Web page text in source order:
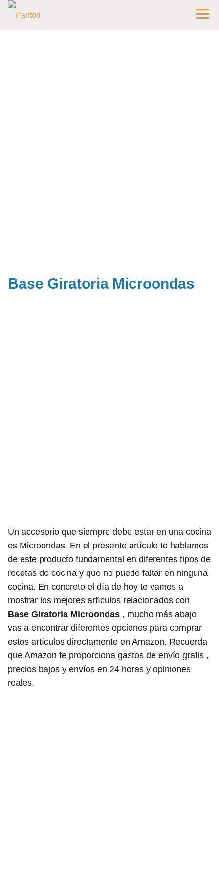
Base Giratoria Microondas
Un accesorio que siempre debe estar en una cocina
es Microondas. En el presente artículo te hablamos
de este producto fundamental en diferentes tipos de
recetas de cocina y que no puede faltar en ninguna
cocina. En concreto el día de hoy te vamos a
mostrar los mejores artículos relacionados con
Base Giratoria Microondas , mucho más abajo
vas a encontrar diferentes opciones para comprar
estos artículos directamente en Amazon. Recuerda
que Amazon te proporciona gastos de envío gratis ,
precios bajos y envíos en 24 horas y opiniones
reales.